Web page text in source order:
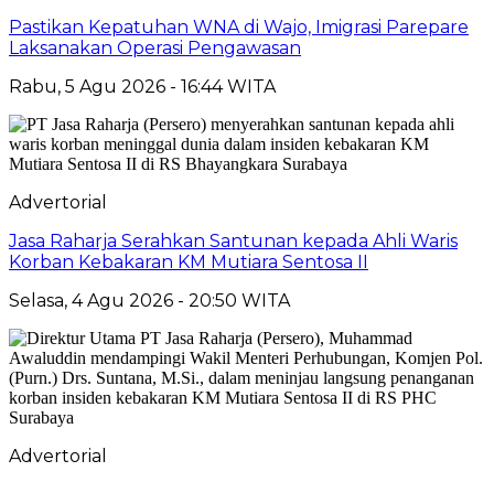
Pastikan Kepatuhan WNA di Wajo, Imigrasi Parepare
Laksanakan Operasi Pengawasan
Rabu, 5 Agu 2026 - 16:44 WITA
Advertorial
Jasa Raharja Serahkan Santunan kepada Ahli Waris
Korban Kebakaran KM Mutiara Sentosa II
Selasa, 4 Agu 2026 - 20:50 WITA
Advertorial